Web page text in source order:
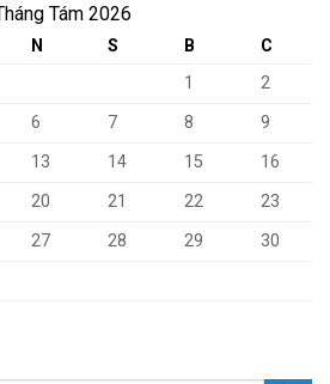
Tám 2026
N S B
C
1
2
6 7 8
9
13 14 15
16
20 21 22
23
27 28 29
30